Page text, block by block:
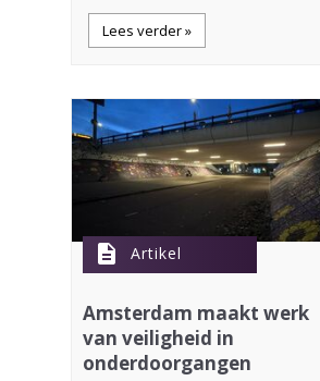
Lees verder »
description Artikel
Amsterdam maakt werk
van veiligheid in
onderdoorgangen